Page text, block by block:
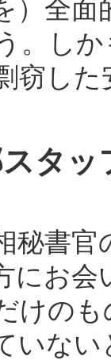
）全
。し
窃し
タ
書官
にお
けの
いな